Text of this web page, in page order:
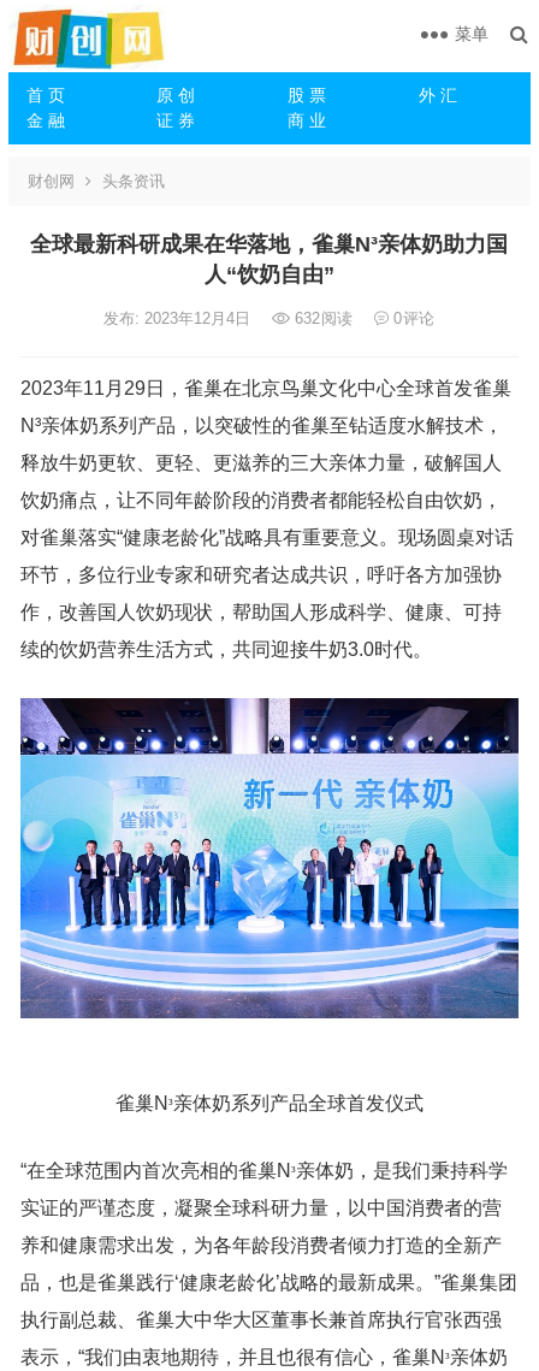
首 页 原 创 股 票
外 汇
金 融
证 券 商 业
菜单
财创网 头条资讯
全球最新科研成果在华落地，雀巢N³亲体奶助力国
人“饮奶自由”
发布: 2023年12月4日 632阅读 0评论
2023年11月29日，雀巢在北京鸟巢文化中心全球首发雀巢
N³亲体奶系列产品，以突破性的雀巢至钻适度水解技术，
释放牛奶更软、更轻、更滋养的三大亲体力量，破解国人
饮奶痛点，让不同年龄阶段的消费者都能轻松自由饮奶，
对雀巢落实“健康老龄化”战略具有重要意义。现场圆桌对话
环节，多位行业专家和研究者达成共识，呼吁各方加强协
作，改善国人饮奶现状，帮助国人形成科学、健康、可持
续的饮奶营养生活方式，共同迎接牛奶3.0时代。
雀巢N ³亲体奶系列产品全球首发仪式
“在全球范围内首次亮相的雀巢N ³亲体奶，是我们秉持科学
实证的严谨态度，凝聚全球科研力量，以中国消费者的营
养和健康需求出发，为各年龄段消费者倾力打造的全新产
品，也是雀巢践行‘健康老龄化’战略的最新成果。”雀巢集团
执行副总裁、雀巢大中华大区董事长兼首席执行官张西强
表示，“我们由衷地期待，并且也很有信心，雀巢N ³亲体奶